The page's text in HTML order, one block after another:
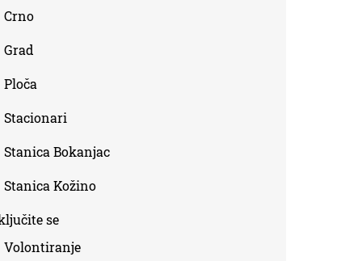
Crno
Grad
Ploča
Stacionari
Stanica Bokanjac
Stanica Kožino
se
Volontiranje